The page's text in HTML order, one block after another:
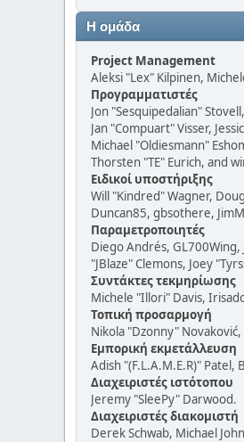
Η ομάδα
Project Management
Aleksi "Lex" Kilpinen,
Προγραμματιστές
Jon "Sesquipedalian"
Jan "Compuart" Visser,
Michael "Oldiesmann"
Thorsten "TE" Eurich, and
Ειδικοί υποστήριξης
Will "Kindred" Wagner,
Duncan85, gbsothere,
Παραμετροποιητές
Diego Andrés, GL700Wing,
"JBlaze" Clemons, Joey
Συντάκτες τεκμηρίωσης
Michele "Illori" Davis,
Τοπική προσαρμογή
Nikola "Dzonny"
Εμπορική εκμετάλλευση
Adish "(F.L.A.M.E.R)"
Διαχειριστές ιστότοπου
Jeremy "SleePy" Darwood.
Διαχειριστές διακομιστή
Derek Schwab, Michael